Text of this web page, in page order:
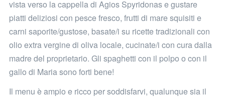
vista verso la cappella di Agios Spyridonas e gustare
piatti deliziosi con pesce fresco, frutti di mare squisiti e
carni saporite/gustose, basate/i su ricette tradizionali con
olio extra vergine di oliva locale, cucinate/i con cura dalla
madre del proprietario. Gli spaghetti con il polpo o con il
gallo di Maria sono forti bene!
Il menu è ampio e ricco per soddisfarvi, qualunque sia il